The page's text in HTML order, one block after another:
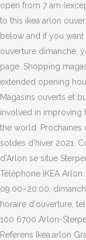
open from 7 am
to this ikea arlon
below and if you
ouverture dimanche,
page. Shopping
extended opening
Magasins ouverts et
involved in improving
the world. Prochaines
soldes d'hiver 2021.
d’Arlon se situe
Téléphone IKEA Arlon
09:00–20:00;
horaire d'ouverture,
100 6700 Arlon-
Referens Ikea.arlon